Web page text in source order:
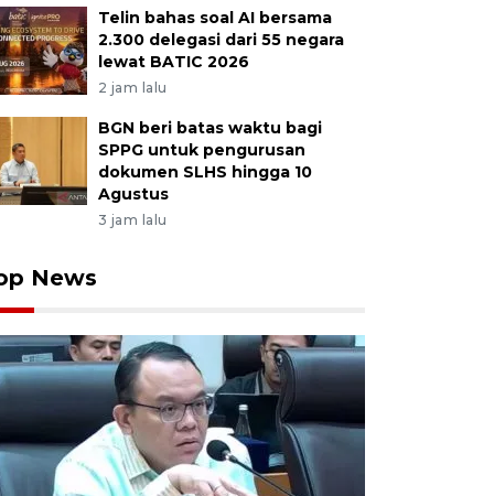
Telin bahas soal AI bersama
2.300 delegasi dari 55 negara
lewat BATIC 2026
2 jam lalu
BGN beri batas waktu bagi
SPPG untuk pengurusan
dokumen SLHS hingga 10
Agustus
3 jam lalu
News